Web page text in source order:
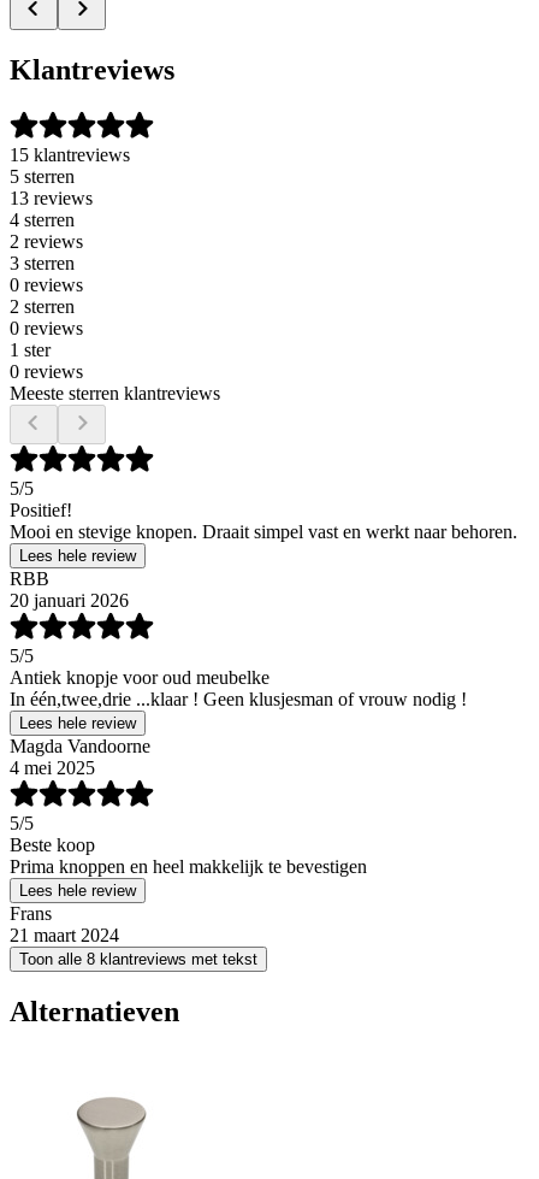
Klantreviews
15 klantreviews
5 sterren
13 reviews
4 sterren
2 reviews
3 sterren
0 reviews
2 sterren
0 reviews
1 ster
0 reviews
Meeste sterren klantreviews
5/5
Positief!
Mooi en stevige knopen. Draait simpel vast en werkt naar behoren.
Lees hele review
RBB
20 januari 2026
5/5
Antiek knopje voor oud meubelke
In één,twee,drie ...klaar ! Geen klusjesman of vrouw nodig !
Lees hele review
Magda Vandoorne
4 mei 2025
5/5
Beste koop
Prima knoppen en heel makkelijk te bevestigen
Lees hele review
Frans
21 maart 2024
Toon alle 8 klantreviews met tekst
Alternatieven